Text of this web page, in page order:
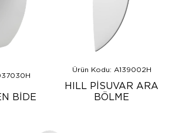
BİDE
Ürün Kodu: A139002H
HILL PİSUVAR ARA
BÖLME